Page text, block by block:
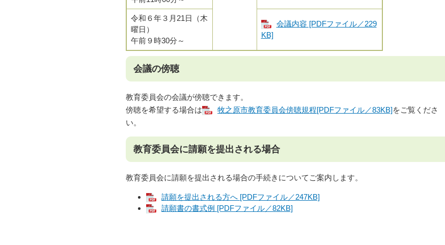
令和６年３月21日（木
曜日）
午前９時30分～
会議内容 [PDFファイル／229
KB]
会議の傍聴
教育委員会の会議が傍聴できます。
傍聴を希望する場合は
牧之原市教育委員会傍聴規程[PDFファイル／83KB]をご覧くださ
い。
教育委員会に請願を提出される場合
教育委員会に請願を提出される場合の手続きについてご案内します。
請願を提出される方へ [PDFファイル／247KB]
請願書の書式例 [PDFファイル／82KB]